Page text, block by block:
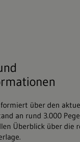
Baden-
über den
an rund 3.000
Überblick über die